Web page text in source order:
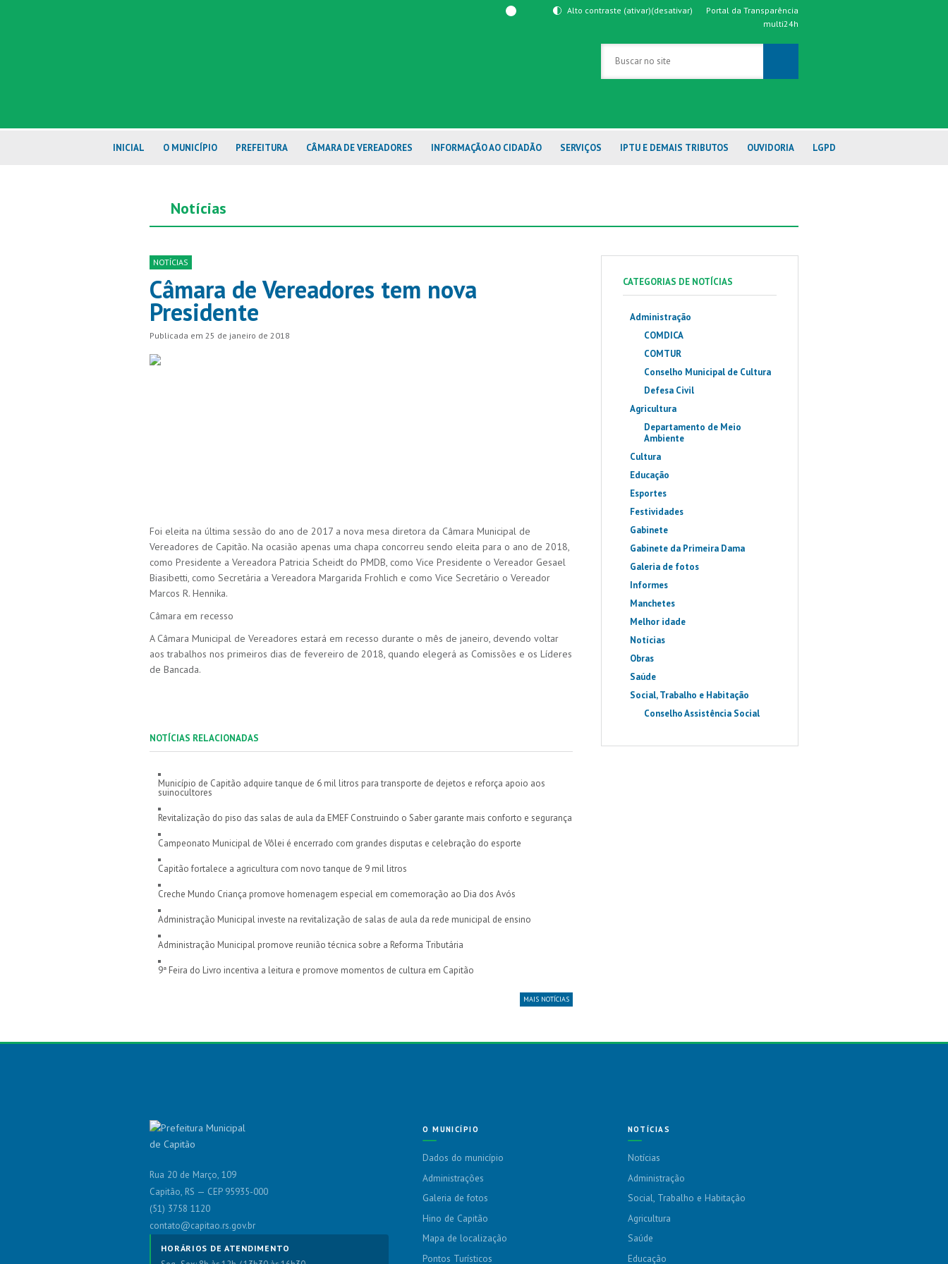
Alto contraste (ativar)(desativar)
Portal da Transparência
multi24h
INICIAL O MUNICÍPIO PREFEITURA CÂMARA DE VEREADORES INFORMAÇÃO AO CIDADÃO SERVIÇOS IPTU E DEMAIS TRIBUTOS OUVIDORIA LGPD
Notícias
NOTÍCIAS
Câmara de Vereadores tem nova
Presidente
Publicada em 25 de janeiro de 2018
Foi eleita na última sessão do ano de 2017 a nova mesa diretora da Câmara Municipal de
Vereadores de Capitão. Na ocasião apenas uma chapa concorreu sendo eleita para o ano de 2018,
como Presidente a Vereadora Patricia Scheidt do PMDB, como Vice Presidente o Vereador Gesael
Biasibetti, como Secretária a Vereadora Margarida Frohlich e como Vice Secretário o Vereador
Marcos R. Hennika.
Câmara em recesso
A Câmara Municipal de Vereadores estará em recesso durante o mês de janeiro, devendo voltar
aos trabalhos nos primeiros dias de fevereiro de 2018, quando elegerá as Comissões e os Líderes
de Bancada.
NOTÍCIAS RELACIONADAS
Município de Capitão adquire tanque de 6 mil litros para transporte de dejetos e reforça apoio aos
suinocultores
Revitalização do piso das salas de aula da EMEF Construindo o Saber garante mais conforto e segurança
Campeonato Municipal de Vôlei é encerrado com grandes disputas e celebração do esporte
Capitão fortalece a agricultura com novo tanque de 9 mil litros
Creche Mundo Criança promove homenagem especial em comemoração ao Dia dos Avós
Administração Municipal investe na revitalização de salas de aula da rede municipal de ensino
Administração Municipal promove reunião técnica sobre a Reforma Tributária
9ª Feira do Livro incentiva a leitura e promove momentos de cultura em Capitão
MAIS NOTÍCIAS
CATEGORIAS DE NOTÍCIAS
Administração
COMDICA
COMTUR
Conselho Municipal de Cultura
Defesa Civil
Agricultura
Departamento de Meio
Ambiente
Cultura
Educação
Esportes
Festividades
Gabinete
Gabinete da Primeira Dama
Galeria de fotos
Informes
Manchetes
Melhor idade
Notícias
Obras
Saúde
Social, Trabalho e Habitação
Conselho Assistência Social
Rua 20 de Março, 109
Capitão, RS — CEP 95935-000
(51) 3758 1120
contato@capitao.rs.gov.br
HORÁRIOS DE ATENDIMENTO
O MUNICÍPIO
Dados do município
Administrações
Galeria de fotos
Hino de Capitão
Mapa de localização
Pontos Turísticos
NOTÍCIAS
Notícias
Administração
Social, Trabalho e Habitação
Agricultura
Saúde
Educação